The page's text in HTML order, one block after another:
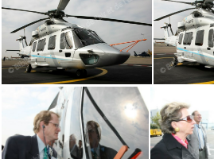
AAE-2010-visite-